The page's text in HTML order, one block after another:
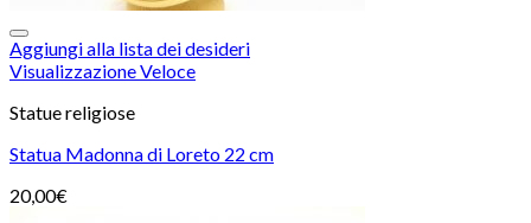
Aggiungi alla lista dei desideri
Visualizzazione Veloce
Statue religiose
Statua Madonna di Loreto 22 cm
20,00€